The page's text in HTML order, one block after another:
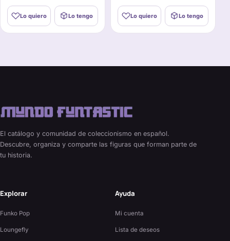
Lo quiero Lo tengo Lo quiero Lo tengo
El catálogo y comunidad de coleccionismo en español.
Descubre, organiza y comparte las figuras que forman parte de
tu historia.
Explorar
Funko Pop
Loungefly
Ayuda
Mi cuenta
Lista de deseos